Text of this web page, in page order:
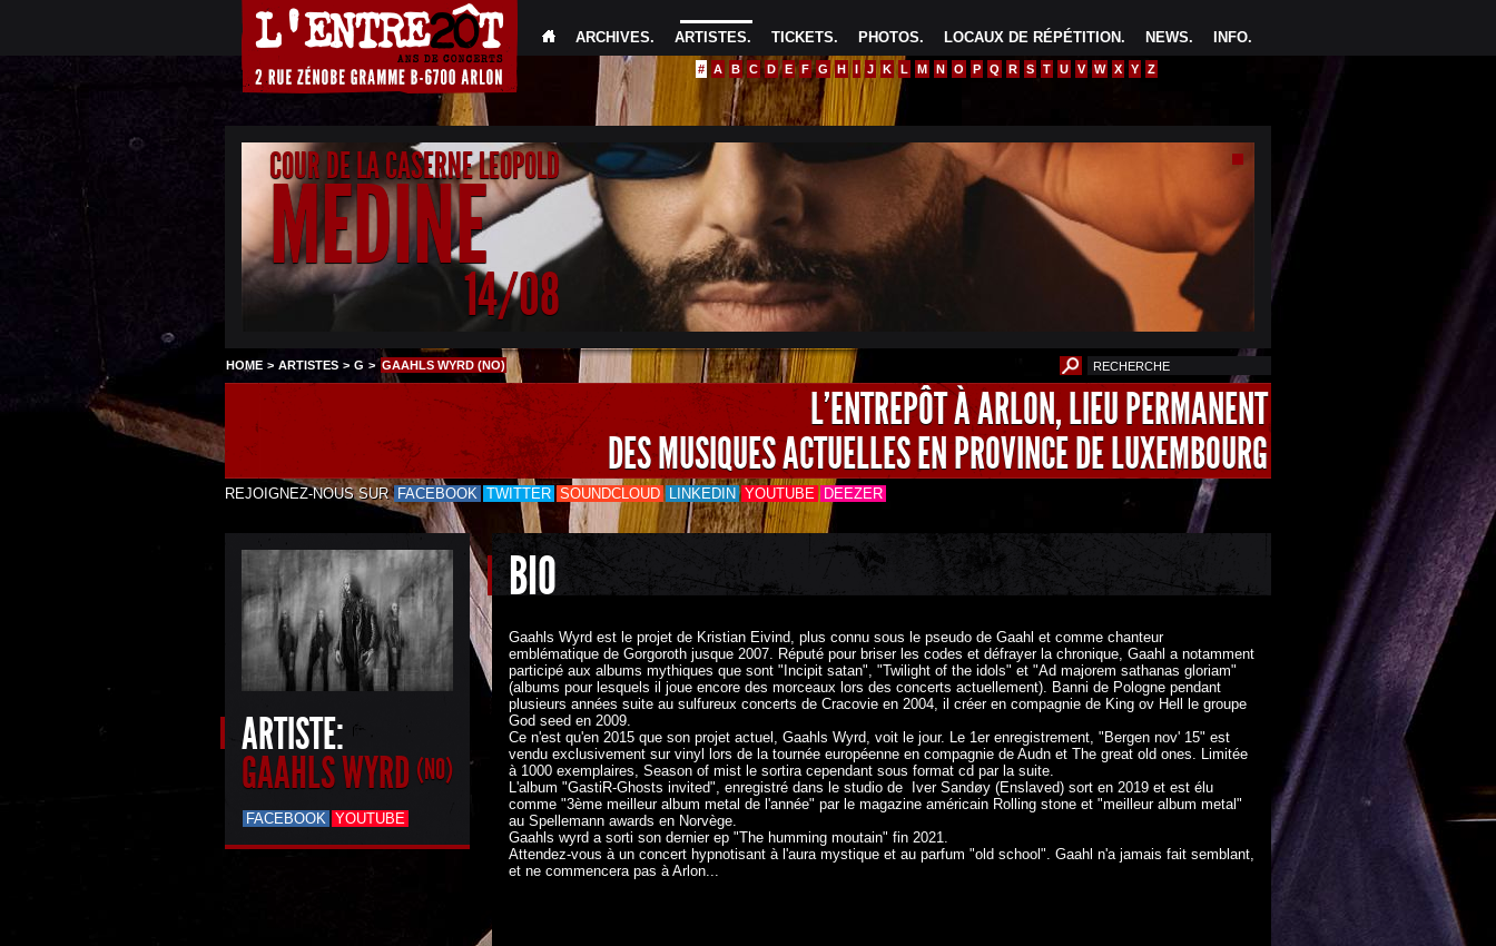
INFO.
NEWS.
LOCAUX DE RÉPÉTITION.
PHOTOS.
TICKETS.
ARTISTES.
ARCHIVES.
# A B C D E F G H I J K L M N O P Q R S T U V W X Y Z
COUR DE LA CASERNE LEOPOLD
MEDINE
14/08
HOME > ARTISTES > G > GAAHLS WYRD (NO)
L'ENTREPÔT À ARLON, LIEU PERMANENT
DES MUSIQUES ACTUELLES EN PROVINCE DE LUXEMBOURG
REJOIGNEZ-NOUS SUR FACEBOOK TWITTER SOUNDCLOUD LINKEDIN YOUTUBE DEEZER
ARTISTE:
GAAHLS WYRD (NO)
FACEBOOK YOUTUBE
BIO
Gaahls Wyrd est le projet de Kristian Eivind, plus connu sous le pseudo de Gaahl et comme chanteur
emblématique de Gorgoroth jusque 2007. Réputé pour briser les codes et défrayer la chronique, Gaahl a notamment
participé aux albums mythiques que sont "Incipit satan", "Twilight of the idols" et "Ad majorem sathanas gloriam"
(albums pour lesquels il joue encore des morceaux lors des concerts actuellement). Banni de Pologne pendant
plusieurs années suite au sulfureux concerts de Cracovie en 2004, il créer en compagnie de King ov Hell le groupe
God seed en 2009.
Ce n'est qu'en 2015 que son projet actuel, Gaahls Wyrd, voit le jour. Le 1er enregistrement, "Bergen nov' 15" est
vendu exclusivement sur vinyl lors de la tournée européenne en compagnie de Audn et The great old ones. Limitée
à 1000 exemplaires, Season of mist le sortira cependant sous format cd par la suite.
L'album "GastiR-Ghosts invited", enregistré dans le studio de Iver Sandøy (Enslaved) sort en 2019 et est élu
comme "3ème meilleur album metal de l'année" par le magazine américain Rolling stone et "meilleur album metal"
au Spellemann awards en Norvège.
Gaahls wyrd a sorti son dernier ep "The humming moutain" fin 2021.
Attendez-vous à un concert hypnotisant à l'aura mystique et au parfum "old school". Gaahl n'a jamais fait semblant,
et ne commencera pas à Arlon...